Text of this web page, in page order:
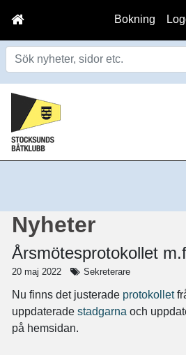
Bokning
Nyheter
Årsmötesprotokollet
20 maj 2022 Sekreterare
Nu finns det justerade protokollet
uppdaterade stadgarna och
på hemsidan.